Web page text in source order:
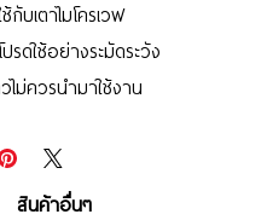
ช้กับเตาไมโครเวฟ
รดใช้อย่างระมัดระวัง
ไม่ควรนำมาใช้งาน
สินค้าอื่นๆ